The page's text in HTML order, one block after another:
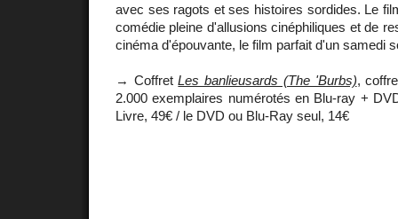
avec ses ragots et ses histoires sordides. Le
comédie pleine d'allusions cinéphiliques et de
cinéma d'épouvante, le film parfait d'un samedi
→ CoffretLes banlieusards (The 'Burbs),
2.000 exemplaires numérotés en Blu-ray +
Livre, 49€ / le DVD ou Blu-Ray seul, 14€